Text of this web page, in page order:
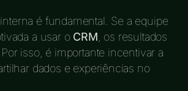
é fundamental. Se a equipe
a usar o CRM , os resultados
isso, é importante incentivar a
dados e experiências no